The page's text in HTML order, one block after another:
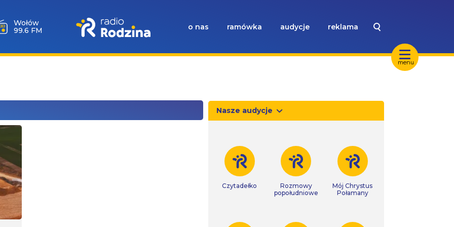
menu
Wołów
99.6 FM
o nas ramówka audycje reklama
Nasze audycje
Czytadełko
Rozmowy
popołudniowe
Mój Chrystus
Połamany